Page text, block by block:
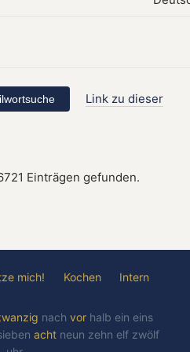
Link zu dieser
Einträgen gefunden.
mich! Kochen Intern
nach vor halb ein eins
acht neun zehn elf zwölf